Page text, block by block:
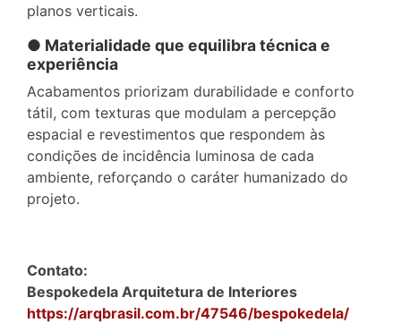
planos verticais.
● Materialidade que equilibra técnica e
experiência
Acabamentos priorizam durabilidade e conforto
tátil, com texturas que modulam a percepção
espacial e revestimentos que respondem às
condições de incidência luminosa de cada
ambiente, reforçando o caráter humanizado do
projeto.
Contato:
Bespokedela Arquitetura de Interiores
https://arqbrasil.com.br/47546/bespokedela/